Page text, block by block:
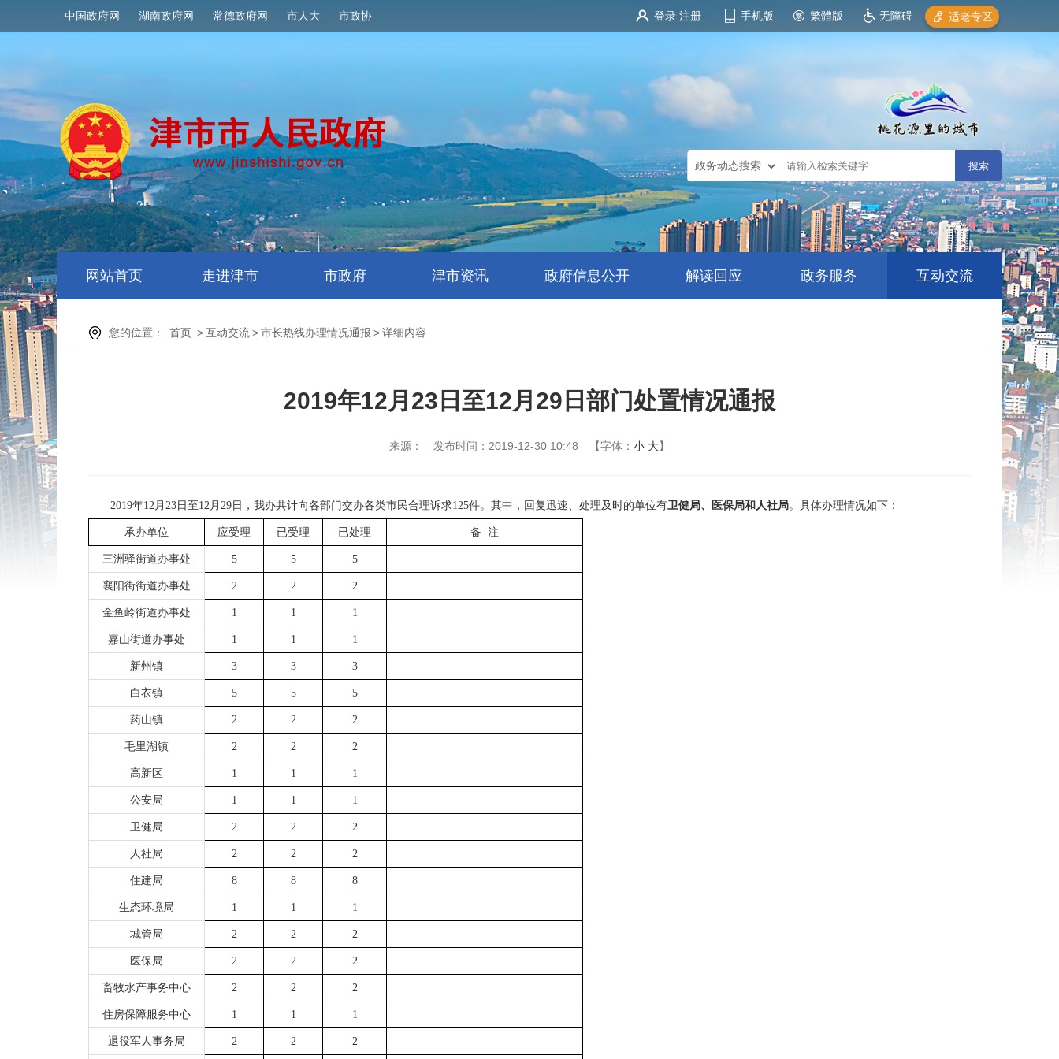
中国政府网 湖南政府网 常德政府网 市人大 市政协 登录 注册 手机版 繁體版 无障碍 适老专区
网站首页 走进津市 市政府 津市资讯 政府信息公开 解读回应 政务服务 互动交流
您的位置： 首页 >互动交流>市长热线办理情况通报 >详细内容
2019年12月23日至12月29日部门处置情况通报
来源： 发布时间：2019-12-30 10:48 【字体： 小 大】
2019年12月 23 日至 12月 29 日，我办共计向各部门交办各类市民合理诉求125件。其中，回复迅速、处理及时的单位有卫健局、 医保局和 人社局。具体办理情况如下：
承办单位 应受理 已受理 已处理 备 注
三洲驿街道办事处 5 5 5
襄阳街街道办事处 2 2 2
金鱼岭街道办事处 1 1 1
嘉山街道办事处 1 1 1
新州镇 3 3 3
白衣镇 5 5 5
药山镇 2 2 2
毛里湖镇 2 2 2
高新区 1 1 1
公安局 1 1 1
卫健局 2 2 2
人社局 2 2 2
住建局 8 8 8
生态环境局 1 1 1
城管局 2 2 2
医保局 2 2 2
畜牧水产事务中心 2 2 2
住房保障服务中心 1 1 1
退役军人事务局 2 2 2